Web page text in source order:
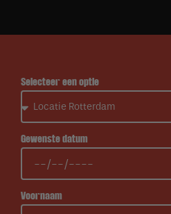
Selecteer een optie
Gewenste datum
Voornaam